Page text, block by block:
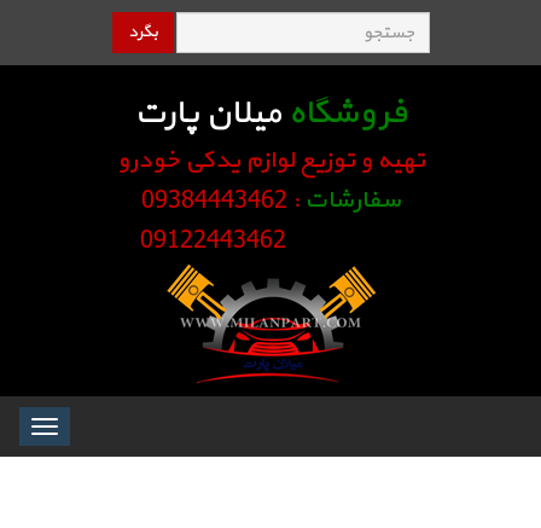
بگرد
فروشگاه میلان پارت
تهیه و توزیع لوازم یدکی خودرو
سفارشات : 09384443462
Toggle